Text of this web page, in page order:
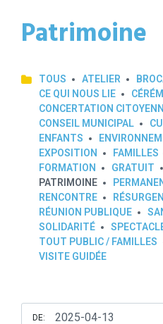
Patrimoine
TOUS ATELIER
CE QUI NOUS LIE
CONCERTATION
CONSEIL MUNICIPAL
ENFANTS
EXPOSITION
FAMILLES
FORMATION
GRATUIT
PATRIMOINE
RENCONTRE
RÉUNION PUBLIQUE
SOLIDARITÉ
TOUT PUBLIC / FAMILLES
VISITE GUIDÉE
DE: